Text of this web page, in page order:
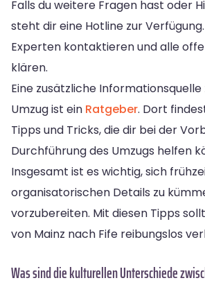
Falls du weitere Fragen hast oder
steht dir eine Hotline zur
Experten kontaktieren und alle
klären.
Eine zusätzliche
Umzug ist ein Ratgeber. Dort
Tipps und Tricks, die dir bei der
Durchführung des Umzugs helfen
Insgesamt ist es wichtig, sich
organisatorischen Details zu
vorzubereiten. Mit diesen Tipps
von Mainz nach Fife reibungslos
Was sind die kulturellen Unterschiede